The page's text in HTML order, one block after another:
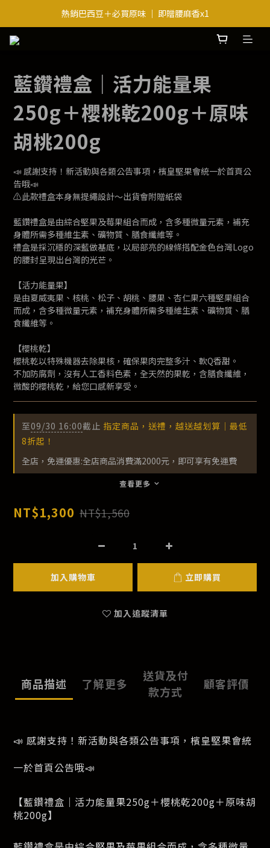
送禮・越送越划算｜滿3件最低8折起
熱銷巴西豆＋必買原味 ｜ 即贈腰麻香x1
藍鑽禮盒｜活力能量果
250g＋櫻桃乾200g＋原味
胡桃200g
📣 感謝支持！新活動與各類公告事項，檳皇堅果會統一於首頁公
告哦📣
⚠️此款禮盒本身無提繩設計～出貨會附贈紙袋
藍鑽禮盒是由綜合堅果及莓果組合而成，含多種微量元素，補充
身體所需多種維生素、礦物質、膳食纖維等。
禮盒是採沉穩的深藍做基底，以局部亮的線條搭配金色台灣Logo
的腰封呈現出台灣的光芒。
【活力能量果】
是由夏威夷果、核桃、松子、胡桃、腰果、杏仁果六種堅果組合
而成，含多種微量元素，補充身體所需多種維生素、礦物質、膳
食纖維等。
【櫻桃乾】
櫻桃乾以特殊機器去除果核，確保果肉完整多汁、軟Q香甜。
不加防腐劑，沒有人工香料色素，全天然的果乾，含膳食纖維，
微酸的櫻桃乾，給您口感新享受。
至09/30 16:00截止 指定商品，送禮，越送越划算｜最低
8折起！
全店，免運優惠:全店商品消費滿2000元，即可享有免運費
查看更多
NT$1,300 NT$1,560
加入購物車 立即購買
加入追蹤清單
商品描述 了解更多
送貨及付
款方式
顧客評價
📣 感謝支持！新活動與各類公告事項，檳皇堅果會統
一於首頁公告哦📣
【藍鑽禮盒｜活力能量果250g＋櫻桃乾200g＋原味胡
桃200g】